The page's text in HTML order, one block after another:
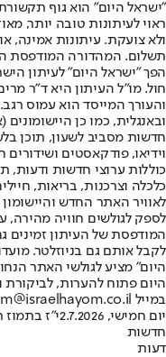
"ישראל היום" הוא גוף
ראוי לעיתונות טובה יותר,
ולא צועקת. עיתונות אמינה,
הפך "ישראל היום" לעיתון
חול. מו"ל העיתון היא ד"ר
והעורך המייסד הוא עמוס
חדשות מסביב לשעון, תוכן
וידיאו, פודקאסטים
כוללות ערוצי חדשות ודעות,
לאוויר האתר החדש
לספק לגולשים חוויה מהירה,
המודפסת של העיתון זמינים
לקבל אותם גם בניוזלטר.
היום" מציע לגולשי האתר
היום פתוח להערות, לביקורת
במייל hayom@israelhayom.co.il.
יום חמישי, 2.7.2026
י"ז בתמוז
חדשות
דעות